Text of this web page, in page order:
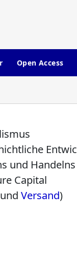
Open Access
und
Capital
undVersand)